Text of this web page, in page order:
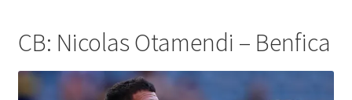
CB: Nicolas Otamendi – Benfica